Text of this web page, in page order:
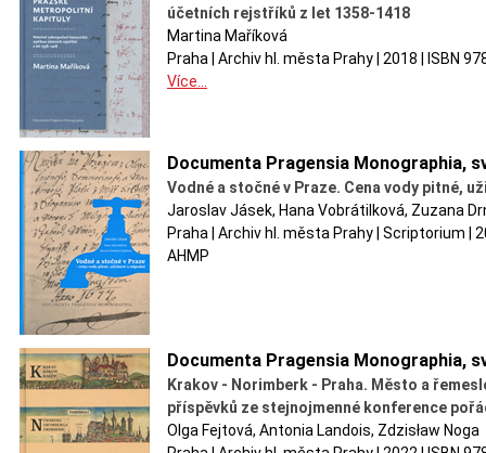
účetních rejstříků z let 1358-1418
Martina Maříková
Praha | Archiv hl. města Prahy | 2018 | ISBN
Více...
Documenta Pragensia Monographia,
Vodné a stočné v Praze. Cena vody pitné,
Jaroslav Jásek, Hana Vobrátilková, Zuzana
Praha | Archiv hl. města Prahy | Scriptorium |
AHMP
Documenta Pragensia Monographia,
Krakov - Norimberk - Praha. Město a
příspěvků ze stejnojmenné konference
Olga Fejtová, Antonia Landois, Zdzisław Noga